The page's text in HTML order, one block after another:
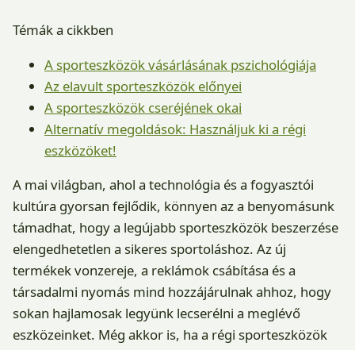
Témák a cikkben
A sporteszközök vásárlásának pszichológiája
Az elavult sporteszközök előnyei
A sporteszközök cseréjének okai
Alternatív megoldások: Használjuk ki a régi
eszközöket!
A mai világban, ahol a technológia és a fogyasztói
kultúra gyorsan fejlődik, könnyen az a benyomásunk
támadhat, hogy a legújabb sporteszközök beszerzése
elengedhetetlen a sikeres sportoláshoz. Az új
termékek vonzereje, a reklámok csábítása és a
társadalmi nyomás mind hozzájárulnak ahhoz, hogy
sokan hajlamosak legyünk lecserélni a meglévő
eszközeinket. Még akkor is, ha a régi sporteszközök